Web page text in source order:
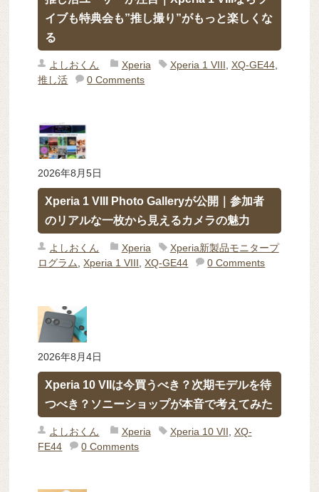
イブも特典会も”推し撮り”がもっと楽しくな
る
よしおくん Xperia Xperia 1 VIII XQ-GE44,
推し活
0 Comments
2026年8月5日
Xperia 1 VIII Photo Galleryが公開｜参加者
のリアルな一枚から見えるカメラの魅力
よしおくん Xperia
Xperia新製品モニタープ
ログラム,Xperia 1 VIII,XQ-GE44 0 Comments
2026年8月4日
Xperia 10 VIIは今買うべき？次期モデルを待
つべき？ソニーショップが本音で考えてみた
よしおくん Xperia Xperia 10 VII XQ-
FE44
0 Comments